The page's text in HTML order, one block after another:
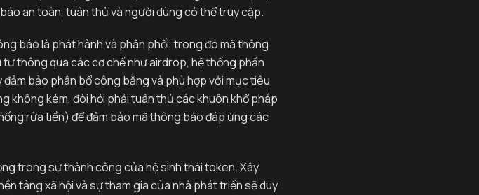
an toàn, tuân thủ và người dùng có thể truy cập.
báo là phát hành và phân phối, trong đó mã thông
thông qua các cơ chế như airdrop, hệ thống phần
bảo phân bổ công bằng và phù hợp với mục tiêu
không kém, đòi hỏi phải tuân thủ các khuôn khổ pháp
rửa tiền) để đảm bảo mã thông báo đáp ứng các
trong sự thành công của hệ sinh thái token. Xây
tảng xã hội và sự tham gia của nhà phát triển sẽ duy